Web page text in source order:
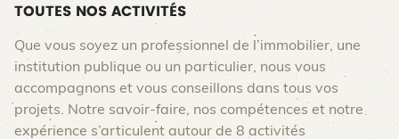
TOUTES NOS ACTIVITÉS
Que vous soyez un professionnel de l’immobilier, une
institution publique ou un particulier, nous vous
accompagnons et vous conseillons dans tous vos
projets. Notre savoir-faire, nos compétences et notre
expérience s’articulent autour de 8 activités